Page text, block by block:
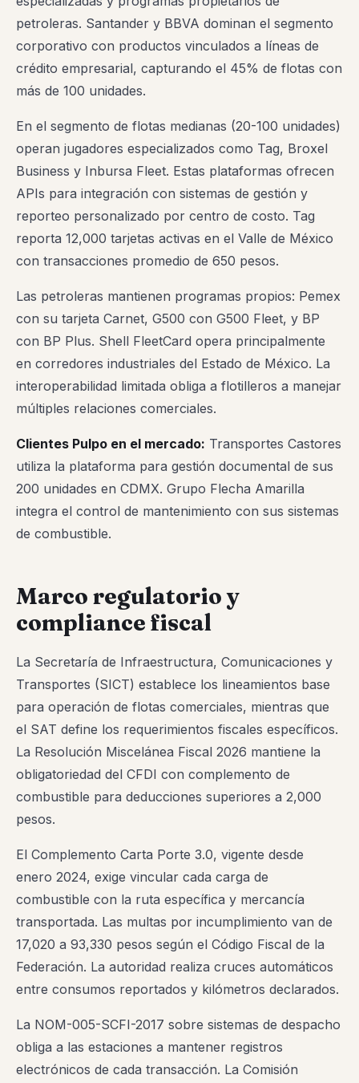
petroleras. Santander y BBVA dominan el segmento
corporativo con productos vinculados a líneas de
crédito empresarial, capturando el 45% de flotas con
más de 100 unidades.
En el segmento de flotas medianas (20-100 unidades)
operan jugadores especializados como Tag, Broxel
Business y Inbursa Fleet. Estas plataformas ofrecen
APIs para integración con sistemas de gestión y
reporteo personalizado por centro de costo. Tag
reporta 12,000 tarjetas activas en el Valle de México
con transacciones promedio de 650 pesos.
Las petroleras mantienen programas propios: Pemex
con su tarjeta Carnet, G500 con G500 Fleet, y BP
con BP Plus. Shell FleetCard opera principalmente
en corredores industriales del Estado de México. La
interoperabilidad limitada obliga a flotilleros a manejar
múltiples relaciones comerciales.
Clientes Pulpo en el mercado: Transportes Castores
utiliza la plataforma para gestión documental de sus
200 unidades en CDMX. Grupo Flecha Amarilla
integra el control de mantenimiento con sus sistemas
de combustible.
Marco regulatorio y
compliance fiscal
La Secretaría de Infraestructura, Comunicaciones y
Transportes (SICT) establece los lineamientos base
para operación de flotas comerciales, mientras que
el SAT define los requerimientos fiscales específicos.
La Resolución Miscelánea Fiscal 2026 mantiene la
obligatoriedad del CFDI con complemento de
combustible para deducciones superiores a 2,000
pesos.
El Complemento Carta Porte 3.0, vigente desde
enero 2024, exige vincular cada carga de
combustible con la ruta específica y mercancía
transportada. Las multas por incumplimiento van de
17,020 a 93,330 pesos según el Código Fiscal de la
Federación. La autoridad realiza cruces automáticos
entre consumos reportados y kilómetros declarados.
La NOM-005-SCFI-2017 sobre sistemas de despacho
obliga a las estaciones a mantener registros
electrónicos de cada transacción. La Comisión